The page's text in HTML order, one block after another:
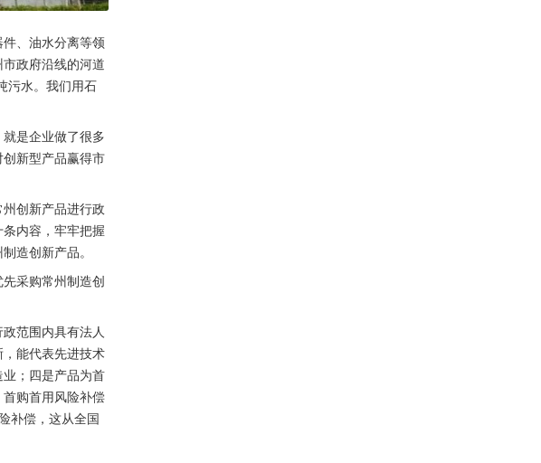
、油水分离等领
政府沿线的河道
污水。我们用石
是企业做了很多
新型产品赢得市
创新产品进行政
内容，牢牢把握
造创新产品。
采购常州制造创
范围内具有法人
能代表先进技术
；四是产品为首
购首用风险补偿
补偿，这从全国